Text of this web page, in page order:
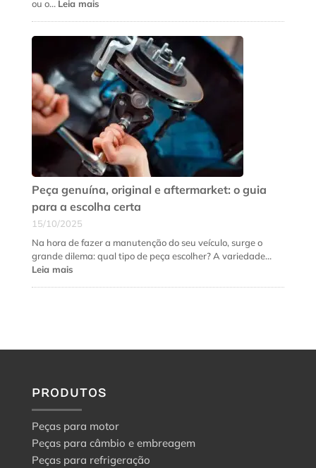
ou o… Leia mais:
de
que
a
suspensão
do
seu
carro
precisa
de
revisão
urgente
Peça genuína, original e aftermarket: o guia
para a escolha certa
15/10/2025
Na hora de fazer a manutenção do seu veículo, surge o
grande dilema: qual tipo de peça escolher? A variedade…
Leia mais:
o
a
PRODUTOS
Peças para motor
Peças para câmbio e embreagem
Peças para refrigeração